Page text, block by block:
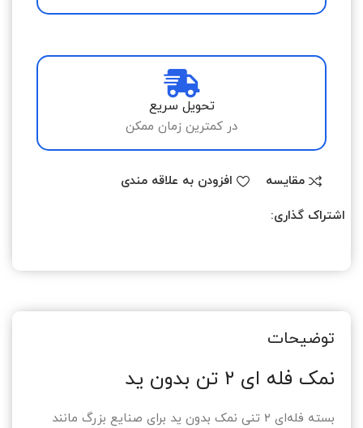
تحویل سریع
در کمترین زمان ممکن
مقایسه افزودن به علاقه مندی
اشتراک گذاری:
توضیحات
نمک فله ای ۲ تن بدون ید
بسته فله‌ای ۲ تنی نمک بدون ید برای صنایع بزرگ مانند